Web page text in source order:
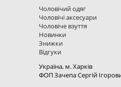
Чоловічий одяг
Чоловічі аксесуари
Чоловіче взуття
Новинки
Знижки
Відгуки
Україна, м. Харкiв
ФОП Зачепа Сергій